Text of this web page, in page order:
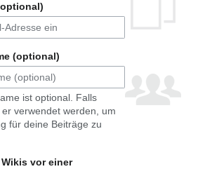
(optional)
ist optional. Falls
verwendet werden, um
für deine Beiträge zu
vor einer